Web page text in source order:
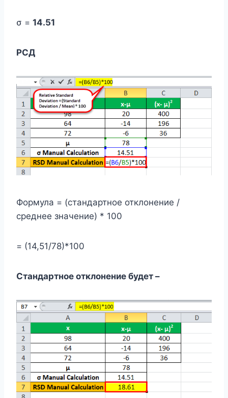
σ = 14.51
РСД
Формула = (стандартное отклонение /
среднее значение) * 100
= (14,51/78)*100
Стандартное отклонение будет –